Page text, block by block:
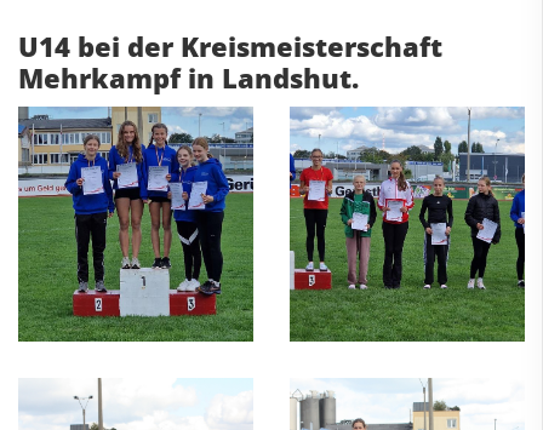
U14 bei der Kreismeisterschaft
Mehrkampf in Landshut.